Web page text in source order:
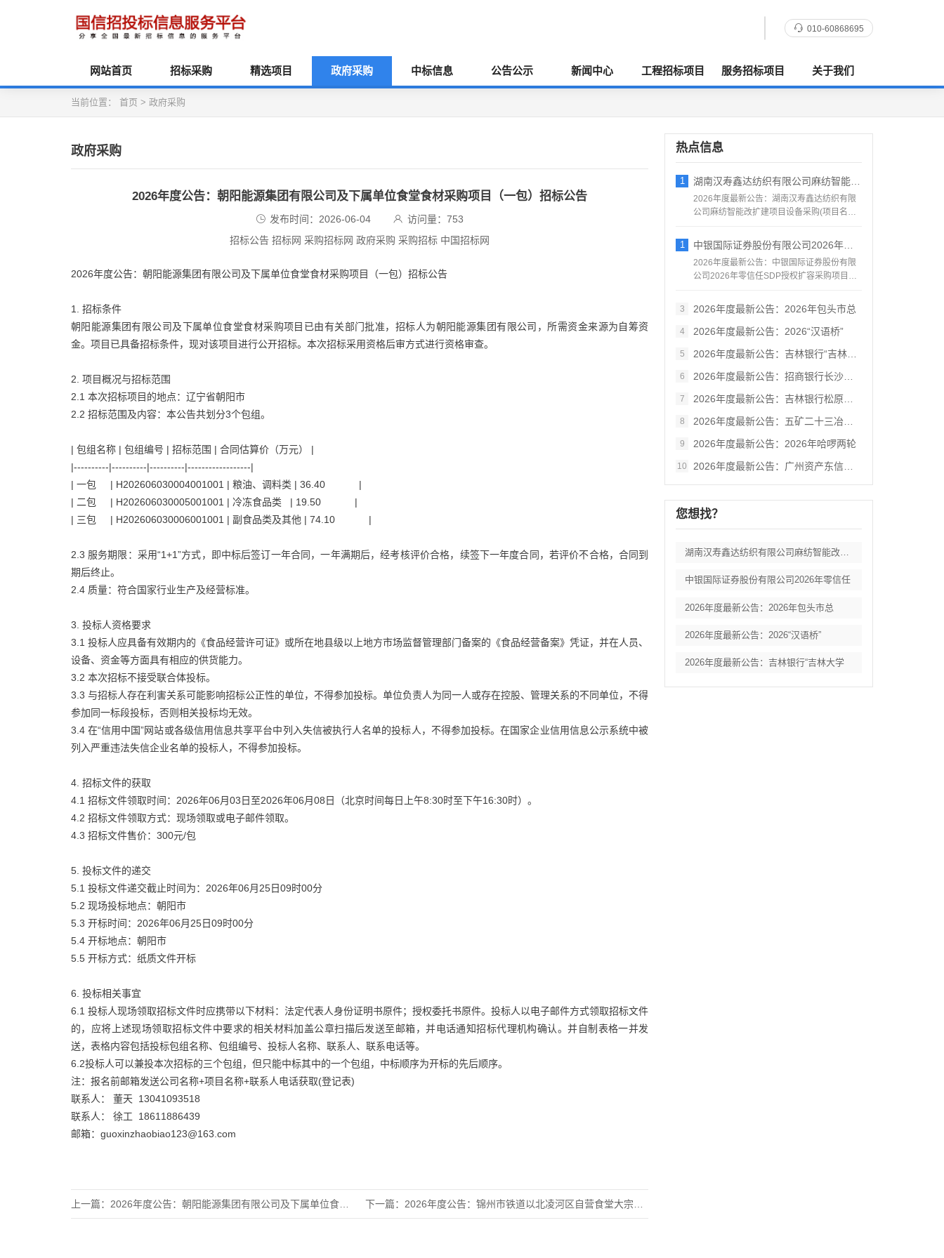
010-60868695
网站首页 招标采购 精选项目 政府采购 中标信息 公告公示 新闻中心 工程招标项目 服务招标项目 关于我们
当前位置： 首页 > 政府采购
政府采购
2026年度公告：朝阳能源集团有限公司及下属单位食堂食材采购项目（一包）招标公告
发布时间：2026-06-04 访问量：753
招标公告 招标网 采购招标网 政府采购 采购招标 中国招标网
2026年度公告：朝阳能源集团有限公司及下属单位食堂食材采购项目（一包）招标公告
1. 招标条件
朝阳能源集团有限公司及下属单位食堂食材采购项目已由有关部门批准，招标人为朝阳能源集团有限公司，所需资金来源为自筹资
金。项目已具备招标条件，现对该项目进行公开招标。本次招标采用资格后审方式进行资格审查。
2. 项目概况与招标范围
2.1 本次招标项目的地点：辽宁省朝阳市
2.2 招标范围及内容：本公告共划分3个包组。
| 包组名称 | 包组编号 | 招标范围 | 合同估算价（万元） |
|----------|----------|----------|------------------|
| 一包 | H202606030004001001 | 粮油、调料类 | 36.40 |
| 二包 | H202606030005001001 | 冷冻食品类 | 19.50 |
| 三包 | H202606030006001001 | 副食品类及其他 | 74.10 |
2.3 服务期限：采用“1+1”方式，即中标后签订一年合同，一年满期后，经考核评价合格，续签下一年度合同，若评价不合格，合同到
期后终止。
2.4 质量：符合国家行业生产及经营标准。
3. 投标人资格要求
3.1 投标人应具备有效期内的《食品经营许可证》或所在地县级以上地方市场监督管理部门备案的《食品经营备案》凭证，并在人员、
设备、资金等方面具有相应的供货能力。
3.2 本次招标不接受联合体投标。
3.3 与招标人存在利害关系可能影响招标公正性的单位，不得参加投标。单位负责人为同一人或存在控股、管理关系的不同单位，不得
参加同一标段投标，否则相关投标均无效。
3.4 在“信用中国”网站或各级信用信息共享平台中列入失信被执行人名单的投标人，不得参加投标。在国家企业信用信息公示系统中被
列入严重违法失信企业名单的投标人，不得参加投标。
4. 招标文件的获取
4.1 招标文件领取时间：2026年06月03日至2026年06月08日（北京时间每日上午8:30时至下午16:30时）。
4.2 招标文件领取方式：现场领取或电子邮件领取。
4.3 招标文件售价：300元/包
5. 投标文件的递交
5.1 投标文件递交截止时间为：2026年06月25日09时00分
5.2 现场投标地点：朝阳市
5.3 开标时间：2026年06月25日09时00分
5.4 开标地点：朝阳市
5.5 开标方式：纸质文件开标
6. 投标相关事宜
6.1 投标人现场领取招标文件时应携带以下材料：法定代表人身份证明书原件；授权委托书原件。投标人以电子邮件方式领取招标文件
的，应将上述现场领取招标文件中要求的相关材料加盖公章扫描后发送至邮箱，并电话通知招标代理机构确认。并自制表格一并发
送，表格内容包括投标包组名称、包组编号、投标人名称、联系人、联系电话等。
6.2投标人可以兼投本次招标的三个包组，但只能中标其中的一个包组，中标顺序为开标的先后顺序。
注：报名前邮箱发送公司名称+项目名称+联系人电话获取(登记表)
联系人： 董天 13041093518
联系人： 徐工 18611886439
邮箱：guoxinzhaobiao123@163.com
上一篇： 2026年度公告：朝阳能源集团有限公司及下属单位食堂食材采购 下一篇： 2026年度公告：锦州市铁道以北凌河区自营食堂大宗食材集中招
热点信息
1 湖南汉寿鑫达纺织有限公司麻纺智能改扩建项
2026年度最新公告：湖南汉寿鑫达纺织有限
公司麻纺智能改扩建项目设备采购(项目名称)
1 中银国际证券股份有限公司2026年零信任
2026年度最新公告：中银国际证券股份有限
公司2026年零信任SDP授权扩容采购项目采
3
2026年度最新公告：2026年包头市总
4 2026年度最新公告：2026“汉语桥”
5 2026年度最新公告：吉林银行“吉林大学
6 2026年度最新公告：招商银行长沙分行零
7 2026年度最新公告：吉林银行松原分行网
8 2026年度最新公告：五矿二十三冶建设集
9 2026年度最新公告：2026年哈啰两轮
10 2026年度最新公告：广州资产东信集团一
您想找？
湖南汉寿鑫达纺织有限公司麻纺智能改扩建项
中银国际证券股份有限公司2026年零信任
2026年度最新公告：2026年包头市总
2026年度最新公告：2026“汉语桥”
2026年度最新公告：吉林银行“吉林大学